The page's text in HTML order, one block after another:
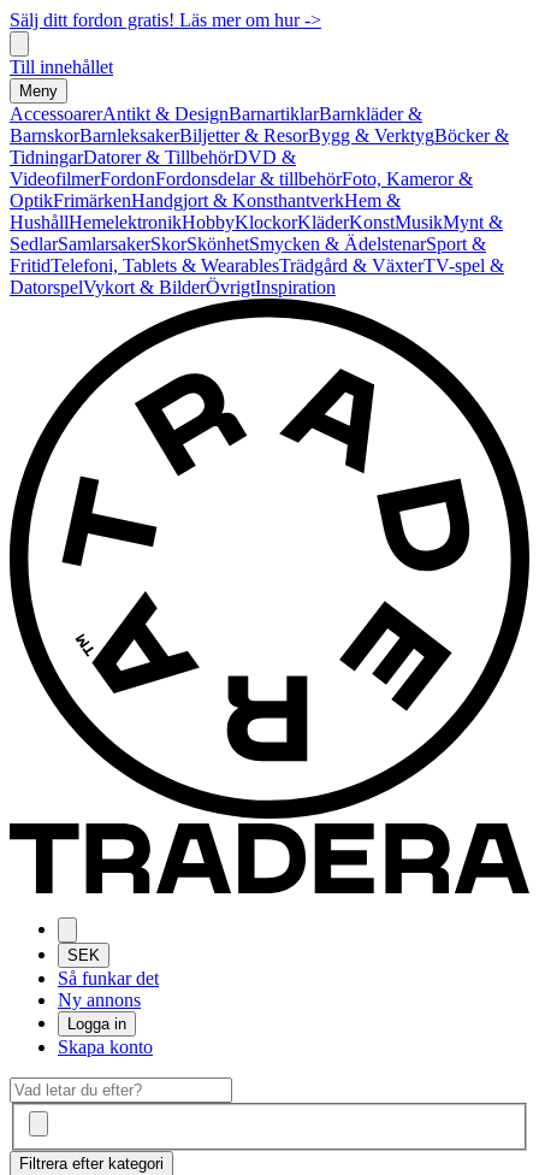
Sälj ditt fordon gratis! Läs mer om hur ->
Till innehållet
Meny
AccessoarerAntikt & DesignBarnartiklarBarnkläder &
BarnskorBarnleksakerBiljetter & ResorBygg & VerktygBöcker &
TidningarDatorer & TillbehörDVD &
VideofilmerFordonFordonsdelar & tillbehörFoto, Kameror &
OptikFrimärkenHandgjort & KonsthantverkHem &
HushållHemelektronikHobbyKlockorKläderKonstMusikMynt &
SedlarSamlarsakerSkorSkönhetSmycken & ÄdelstenarSport &
FritidTelefoni, Tablets & WearablesTrädgård & VäxterTV-spel &
DatorspelVykort & BilderÖvrigtInspiration
SEK
Så funkar det
Ny annons
Logga in
Skapa konto
Filtrera efter kategori